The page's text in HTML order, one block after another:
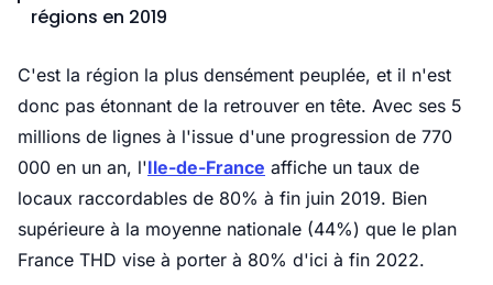
régions en 2019
C'est la région la plus densément peuplée, et il n'est
donc pas étonnant de la retrouver en tête. Avec ses 5
millions de lignes à l'issue d'une progression de 770
000 en un an, l'Ile-de-France affiche un taux de
locaux raccordables de 80% à fin juin 2019. Bien
supérieure à la moyenne nationale (44%) que le plan
France THD vise à porter à 80% d'ici à fin 2022.